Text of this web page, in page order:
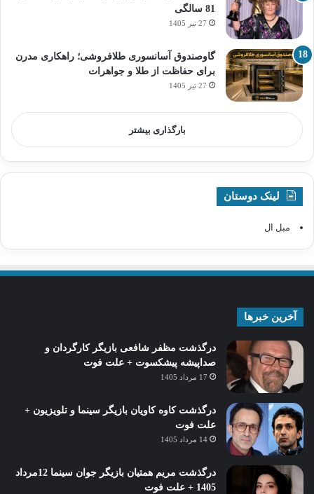
81 سالگی
27 تیر 1405
گاوصندوق آسانسوری طلافروشی؛ راهکاری مدرن
برای حفاظت از طلا و جواهرات
27 تیر 1405
بارگذاری بیشتر
لینک دوستان
مبل ال
آخرین خبرها
درگذشت مظفر شافعی بازیگر کارگردان و
صداپیشه پیشکسوت + علت فوت
17 مرداد 1405
درگذشت کاوه کاویان بازیگر سینما و تلویزیون +
علت فوت
14 مرداد 1405
درگذشت مریم همتیان بازیگر جوان سینما 12مرداد
1405 + علت فوت